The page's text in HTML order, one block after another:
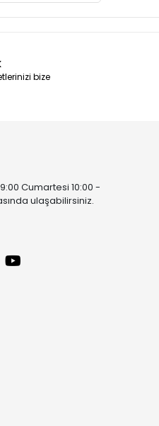
bize
Cumartesi 10:00 -
ulaşabilirsiniz.